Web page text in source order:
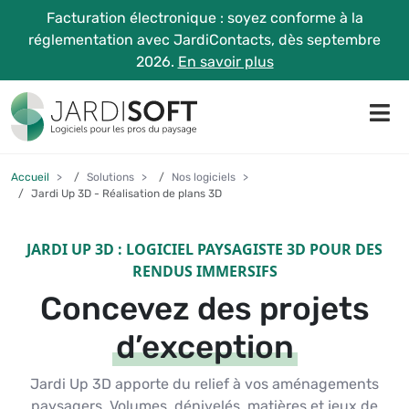
Facturation électronique : soyez conforme à la
réglementation avec JardiContacts, dès septembre
2026. En savoir plus
Accueil Solutions
Nos logiciels
Jardi Up 3D - Réalisation de plans 3D
JARDI UP 3D : LOGICIEL PAYSAGISTE 3D POUR DES
RENDUS IMMERSIFS
Concevez des projets
d’exception
Jardi Up 3D apporte du relief à vos aménagements